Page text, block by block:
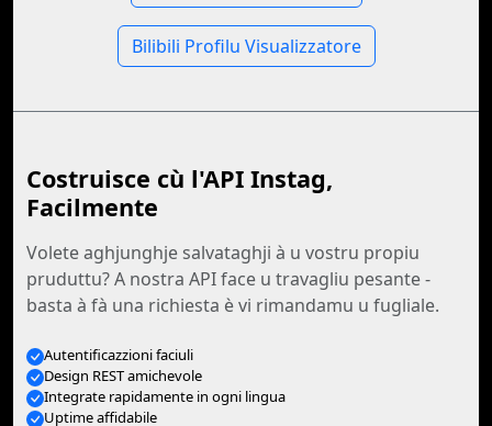
Bilibili Profilu Visualizzatore
Costruisce cù l'API Instag,
Facilmente
Volete aghjunghje salvataghji à u vostru propiu
pruduttu? A nostra API face u travagliu pesante -
basta à fà una richiesta è vi rimandamu u fugliale.
Autentificazzioni faciuli
Design REST amichevole
Integrate rapidamente in ogni lingua
Uptime affidabile